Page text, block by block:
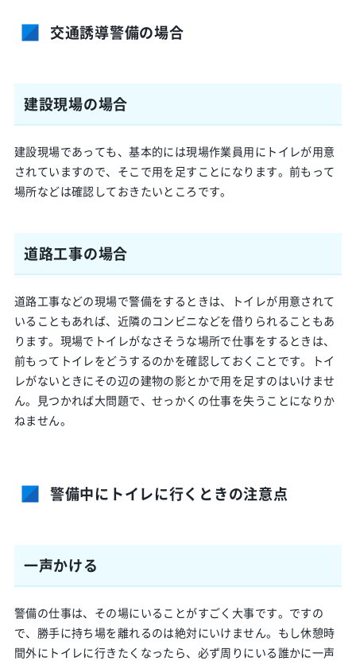
交通誘導警備の場合
建設現場の場合
建設現場であっても、基本的には現場作業員用にトイレが用意
されていますので、そこで用を足すことになります。前もって
場所などは確認しておきたいところです。
道路工事の場合
道路工事などの現場で警備をするときは、トイレが用意されて
いることもあれば、近隣のコンビニなどを借りられることもあ
ります。現場でトイレがなさそうな場所で仕事をするときは、
前もってトイレをどうするのかを確認しておくことです。トイ
レがないときにその辺の建物の影とかで用を足すのはいけませ
ん。見つかれば大問題で、せっかくの仕事を失うことになりか
ねません。
警備中にトイレに行くときの注意点
一声かける
警備の仕事は、その場にいることがすごく大事です。ですの
で、勝手に持ち場を離れるのは絶対にいけません。もし休憩時
間外にトイレに行きたくなったら、必ず周りにいる誰かに一声